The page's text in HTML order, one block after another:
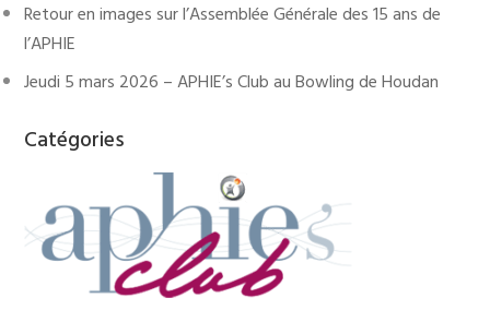
Retour en images sur l’Assemblée Générale des 15 ans de
l’APHIE
Jeudi 5 mars 2026 – APHIE’s Club au Bowling de Houdan
Catégories